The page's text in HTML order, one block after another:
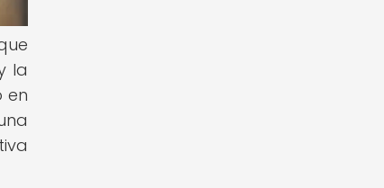
la
en